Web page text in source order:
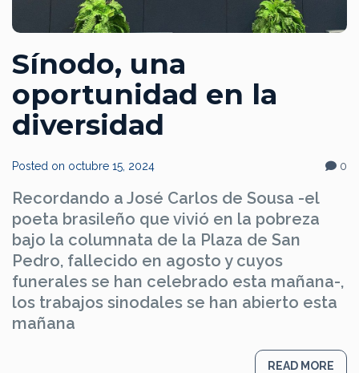
Sínodo, una
oportunidad en la
diversidad
Posted on octubre 15, 2024 0
Recordando a José Carlos de Sousa -el
poeta brasileño que vivió en la pobreza
bajo la columnata de la Plaza de San
Pedro, fallecido en agosto y cuyos
funerales se han celebrado esta mañana-,
los trabajos sinodales se han abierto esta
mañana
READ MORE